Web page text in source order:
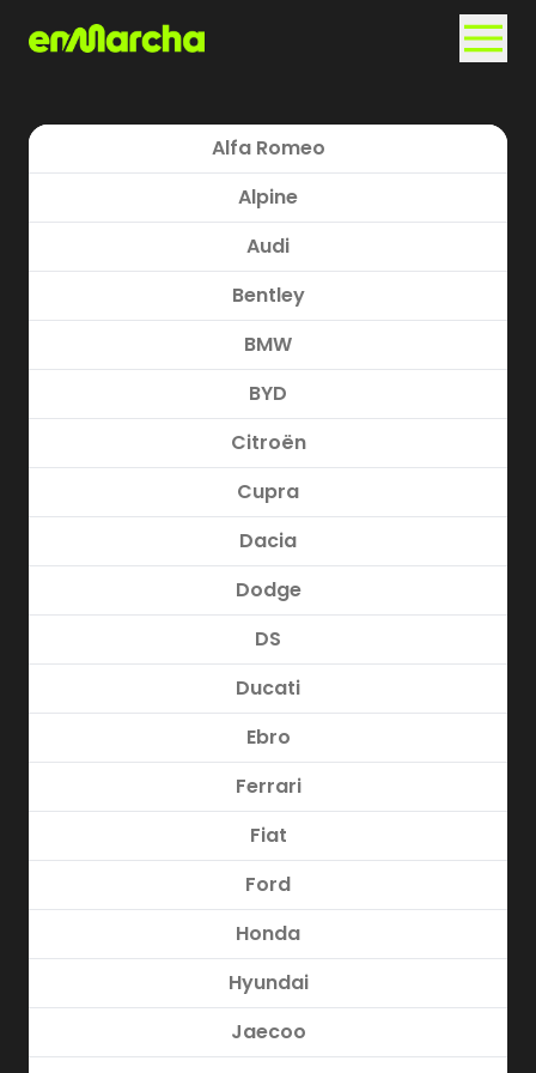
Alfa Romeo
Alpine
Audi
Bentley
BMW
BYD
Citroën
Cupra
Dacia
Dodge
DS
Ducati
Ebro
Ferrari
Fiat
Ford
Honda
Hyundai
Jaecoo